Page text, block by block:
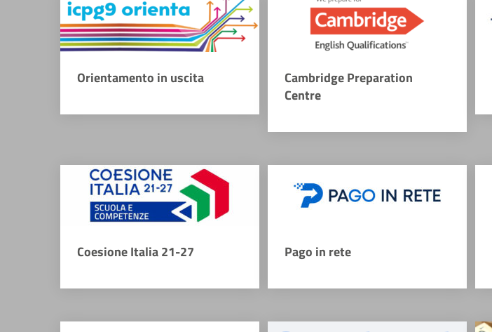
Orientamento in uscita
Cambridge Preparation
Centre
Coesione Italia 21-27 Pago in rete